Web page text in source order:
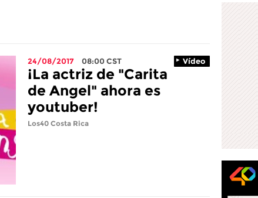
24/08/2017 08:00CST Vídeo
¡La actriz de "Carita
de Angel" ahora es
youtuber!
Los40 Costa Rica